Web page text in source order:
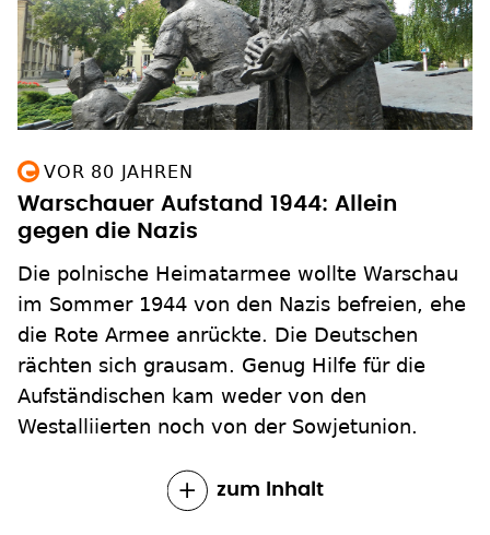
VOR 80 JAHREN
Warschauer Aufstand 1944: Allein
gegen die Nazis
Die polnische Heimatarmee wollte Warschau
im Sommer 1944 von den Nazis befreien, ehe
die Rote Armee anrückte. Die Deutschen
rächten sich grausam. Genug Hilfe für die
Aufständischen kam weder von den
Westalliierten noch von der Sowjetunion.
zum Inhalt